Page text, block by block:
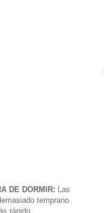
DE DORMIR: Las
temprano
rápido.